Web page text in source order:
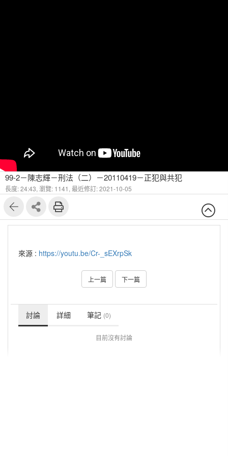
99-2－陳志輝－刑法（二）－20110419－正犯與共犯
長度: 24:43, 瀏覽: 1141, 最近修訂: 2021-10-05
來源 : https://youtu.be/Cr-_sEXrpSk
上一篇 下一篇
討論 詳細 筆記 (0)
目前沒有討論